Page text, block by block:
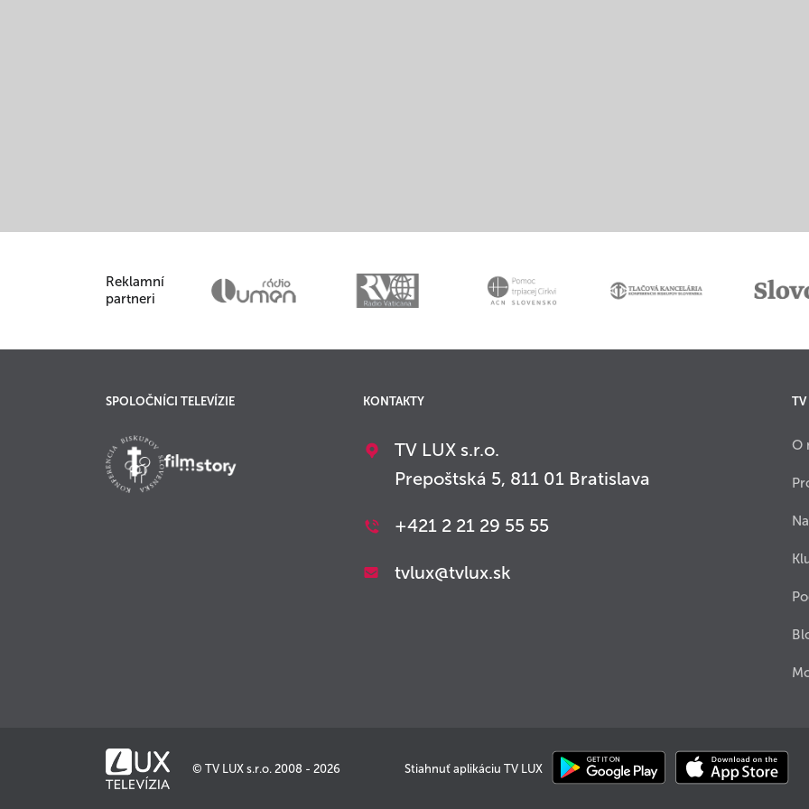
Reklamní
partneri
SPOLOČNÍCI TELEVÍZIE KONTAKTY
TV LUX s.r.o.
Prepoštská 5, 811 01 Bratislava
+421 2 21 29 55 55
tvlux@tvlux.sk
TV
O
© TV LUX s.r.o. 2008 - 2026 Stiahnuť aplikáciu TV LUX